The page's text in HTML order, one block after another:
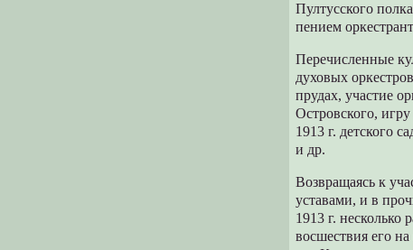
Пултусского
пением
Перечисленные
духовых
прудах, участие
Островского,
1913 г. детского
и др.
Возвращаясь к
уставами, и в
1913 г. несколько
восшествия его